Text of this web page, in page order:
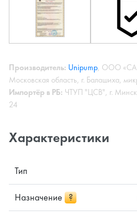
Производитель: Unipump, ООО
Московская область, г. Балашиха,
Импортёр в РБ: ЧТУП "ЦСВ", г.
24
Характеристики
Тип
Назначение ?